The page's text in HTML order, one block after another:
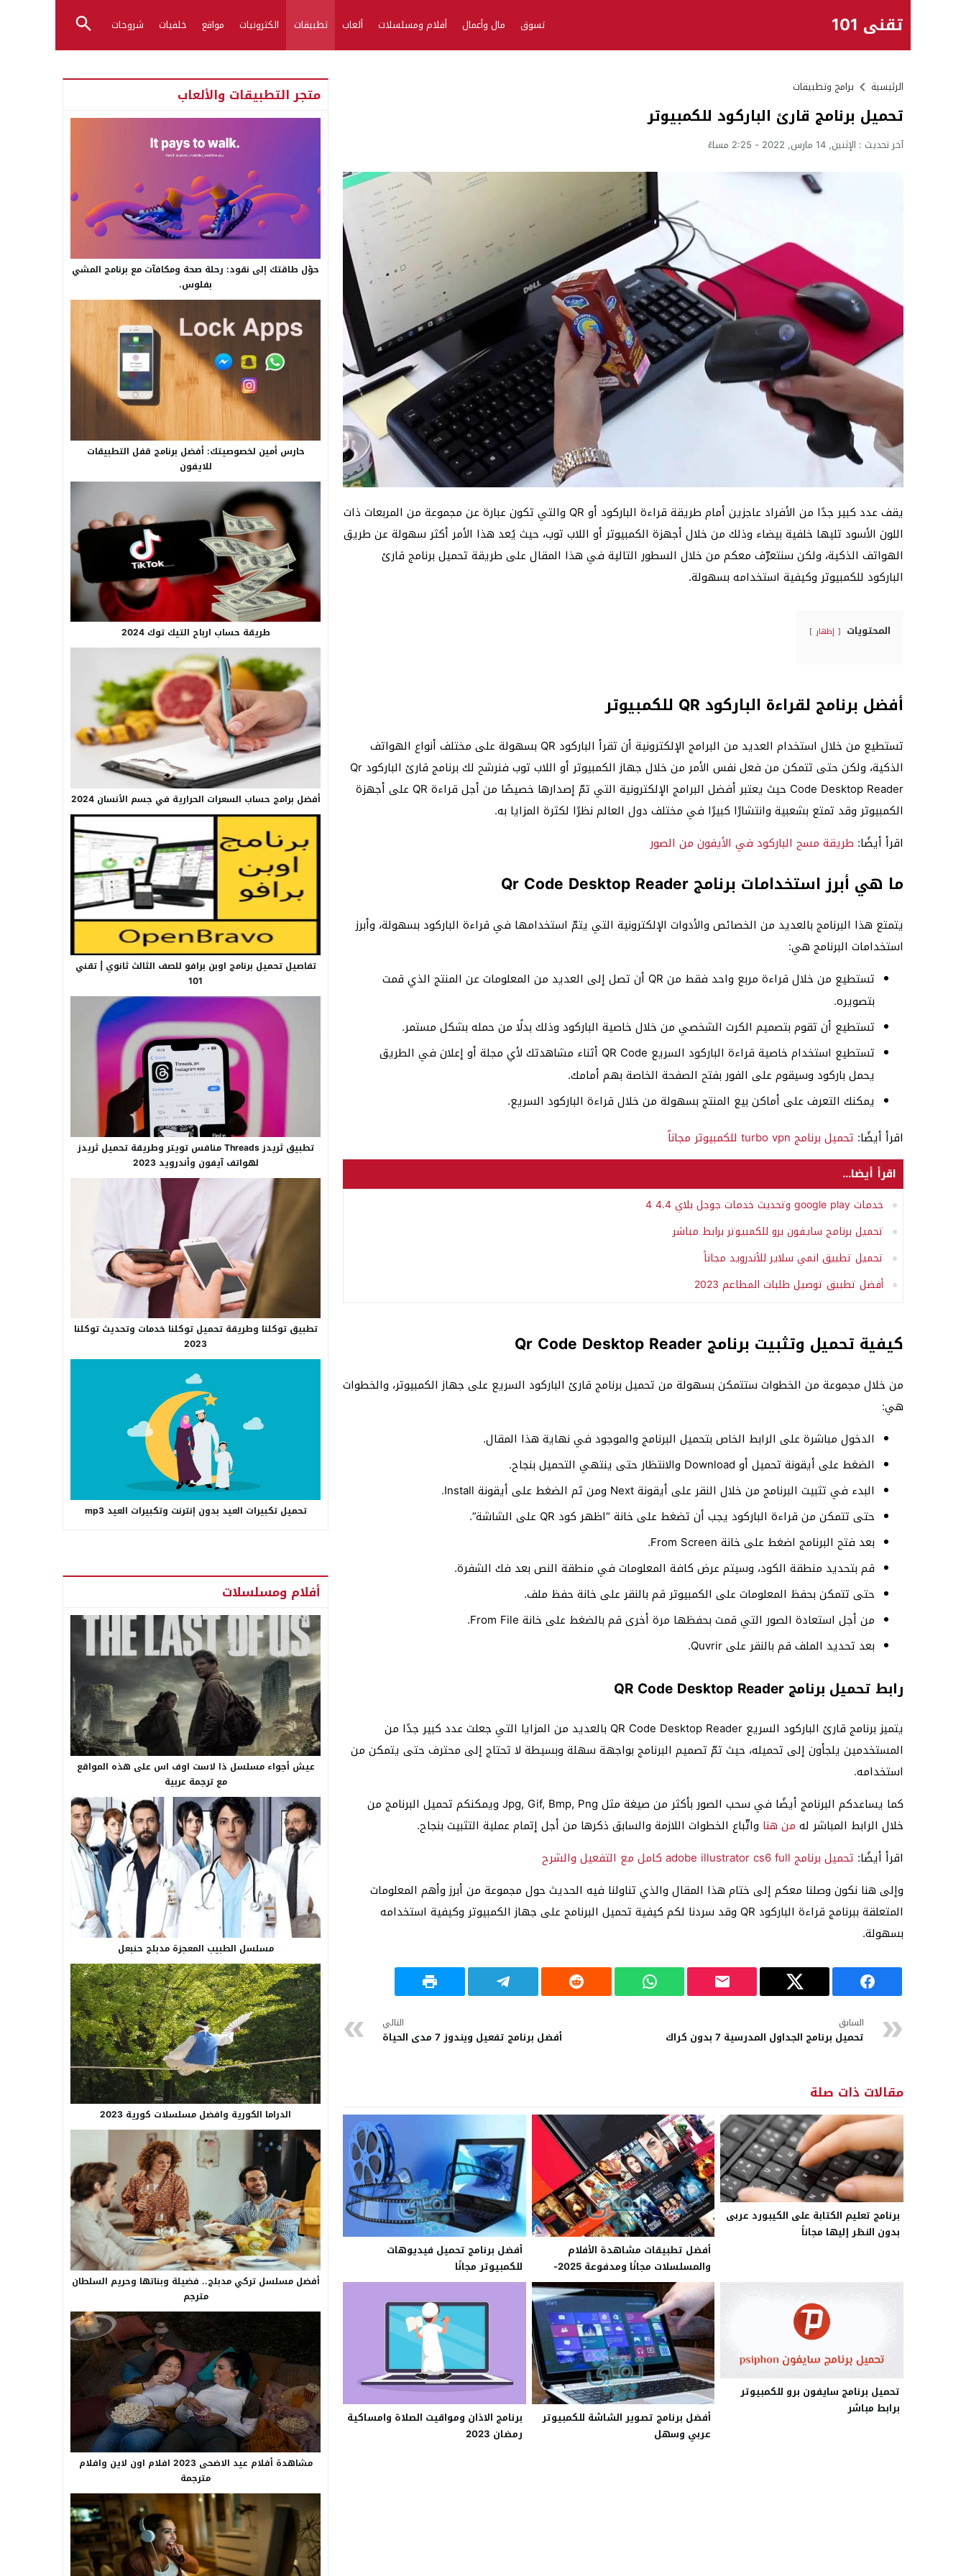
تقني 101 تسوق مال وأعمال أفلام ومسلسلات ألعاب تطبيقات الكترونيات مواقع خلفيات شروحات
الرئيسية برامج وتطبيقات
تحميل برنامج قارئ الباركود للكمبيوتر
آخر تحديث : الإثنين, 14 مارس, 2022 - 2:25 مساءً
يقف عدد كبير جدًا من الأفراد عاجزين أمام طريقة قراءة الباركود أو QR والتي تكون عبارة عن مجموعة من المربعات ذات
اللون الأسود تليها خلفية بيضاء وذلك من خلال أجهزة الكمبيوتر أو اللاب توب، حيث يُعد هذا الأمر أكثر سهولة عن طريق
الهواتف الذكية، ولكن سنتعرّف معكم من خلال السطور التالية في هذا المقال على طريقة تحميل برنامج قارئ
الباركود للكمبيوتر وكيفية استخدامه بسهولة.
المحتويات إظهار
أفضل برنامج لقراءة الباركود QR للكمبيوتر
تستطيع من خلال استخدام العديد من البرامج الإلكترونية أن تقرأ الباركود QR بسهولة على مختلف أنواع الهواتف
الذكية، ولكن حتى تتمكن من فعل نفس الأمر من خلال جهاز الكمبيوتر أو اللاب توب فنرشح لك برنامج قارئ الباركود Qr
Code Desktop Reader حيث يعتبر أفضل البرامج الإلكترونية التي تمّ إصدارها خصيصًا من أجل قراءة QR على أجهزة
الكمبيوتر وقد تمتع بشعبية وانتشارًا كبيرًا في مختلف دول العالم نظرًا لكثرة المزايا به.
اقرأ أيضًا: طريقة مسح الباركود في الأيفون من الصور
ما هي أبرز استخدامات برنامج Qr Code Desktop Reader
يتمتع هذا البرنامج بالعديد من الخصائص والأدوات الإلكترونية التي يتمّ استخدامها في قراءة الباركود بسهولة، وأبرز
استخدامات البرنامج هي:
تستطيع من خلال قراءة مربع واحد فقط من QR أن تصل إلى العديد من المعلومات عن المنتج الذي قمت
بتصويره.
تستطيع أن تقوم بتصميم الكرت الشخصي من خلال خاصية الباركود وذلك بدلًا من حمله بشكل مستمر.
تستطيع استخدام خاصية قراءة الباركود السريع QR Code أثناء مشاهدتك لأي مجلة أو إعلان في الطريق
يحمل باركود وسيقوم على الفور بفتح الصفحة الخاصة بهم أمامك.
يمكنك التعرف على أماكن بيع المنتج بسهولة من خلال قراءة الباركود السريع.
اقرأ أيضًا: تحميل برنامج turbo vpn للكمبيوتر مجاناً
اقرأ أيضا...
خدمات google play وتحديث خدمات جوجل بلاي 4.4 4
تحميل برنامج سايفون برو للكمبيوتر برابط مباشر
تحميل تطبيق انمي سلاير للأندرويد مجاناً
أفضل تطبيق توصيل طلبات المطاعم 2023
كيفية تحميل وتثبيت برنامج Qr Code Desktop Reader
من خلال مجموعة من الخطوات ستتمكن بسهولة من تحميل برنامج قارئ الباركود السريع على جهاز الكمبيوتر، والخطوات
هي:
الدخول مباشرة على الرابط الخاص بتحميل البرنامج والموجود في نهاية هذا المقال.
الضغط على أيقونة تحميل أو Download والانتظار حتى ينتهي التحميل بنجاح.
البدء في تثبيت البرنامج من خلال النقر على أيقونة Next ومن ثم الضغط على أيقونة Install.
حتى تتمكن من قراءة الباركود يجب أن تضغط على خانة “اظهر كود QR على الشاشة”.
بعد فتح البرنامج اضغط على خانة From Screen.
قم بتحديد منطقة الكود، وسيتم عرض كافة المعلومات في منطقة النص بعد فك الشفرة.
حتى تتمكن بحفظ المعلومات على الكمبيوتر قم بالنقر على خانة حفظ ملف.
من أجل استعادة الصور التي قمت بحفظها مرة أخرى قم بالضغط على خانة From File.
بعد تحديد الملف قم بالنقر على Quvrir.
رابط تحميل برنامج QR Code Desktop Reader
يتميز برنامج قارئ الباركود السريع QR Code Desktop Reader بالعديد من المزايا التي جعلت عدد كبير جدًا من
المستخدمين يلجأون إلى تحميله، حيث تمّ تصميم البرنامج بواجهة سهلة وبسيطة لا تحتاج إلى محترف حتى يتمكن من
استخدامه.
كما يساعدكم البرنامج أيضًا في سحب الصور بأكثر من صيغة مثل Jpg, Gif, Bmp, Png ويمكنكم تحميل البرنامج من
خلال الرابط المباشر له من هنا واتّباع الخطوات اللازمة والسابق ذكرها من أجل إتمام عملية التثبيت بنجاح.
اقرأ أيضًا: تحميل برنامج adobe illustrator cs6 full كامل مع التفعيل والشرح
وإلى هنا نكون وصلنا معكم إلى ختام هذا المقال والذي تناولنا فيه الحديث حول مجموعة من أبرز وأهم المعلومات
المتعلقة ببرنامج قراءة الباركود QR وقد سردنا لكم كيفية تحميل البرنامج على جهاز الكمبيوتر وكيفية استخدامه
بسهولة.
السابق
تحميل برنامج الجداول المدرسية 7 بدون كراك
التالي
أفضل برنامج تفعيل ويندوز 7 مدى الحياة
مقالات ذات صلة
برنامج تعليم الكتابة على الكيبورد عربى
بدون النظر إليها مجاناً
أفضل تطبيقات مشاهدة الأفلام
والمسلسلات مجانًا ومدفوعة 2025-
2026
أفضل برنامج تحميل فيديوهات
للكمبيوتر مجانًا
تحميل برنامج سايفون برو للكمبيوتر
برابط مباشر
أفضل برنامج تصوير الشاشة للكمبيوتر
عربي وسهل
برنامج الاذان ومواقيت الصلاة وامساكية
رمضان 2023
متجر التطبيقات والألعاب
حوّل طاقتك إلى نقود: رحلة صحة ومكافآت مع برنامج المشي
بفلوس.
حارس أمين لخصوصيتك: أفضل برنامج قفل التطبيقات
للايفون
طريقة حساب ارباح التيك توك 2024
أفضل برامج حساب السعرات الحرارية في جسم الأنسان 2024
تفاصيل تحميل برنامج اوبن برافو للصف الثالث ثانوي | تقني
101
تطبيق ثريدز Threads منافس تويتر وطريقة تحميل ثريدز
لهواتف آيفون وأندرويد 2023
تطبيق توكلنا وطريقة تحميل توكلنا خدمات وتحديث توكلنا
2023
تحميل تكبيرات العيد بدون إنترنت وتكبيرات العيد mp3
أفلام ومسلسلات
عيش أجواء مسلسل ذا لاست اوف اس على هذه المواقع
مع ترجمة عربية
مسلسل الطبيب المعجزة مدبلج حنبعل
الدراما الكورية وافضل مسلسلات كورية 2023
أفضل مسلسل تركي مدبلج.. فضيلة وبناتها وحريم السلطان
مترجم
مشاهدة أفلام عيد الاضحى 2023 افلام اون لاين وافلام
مترجمة